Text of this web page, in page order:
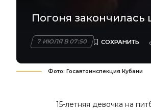
Погоня
7 ИЮЛЯ В 07:50
Фото: Госавтоинспекция Кубани
15-летняя девочка на